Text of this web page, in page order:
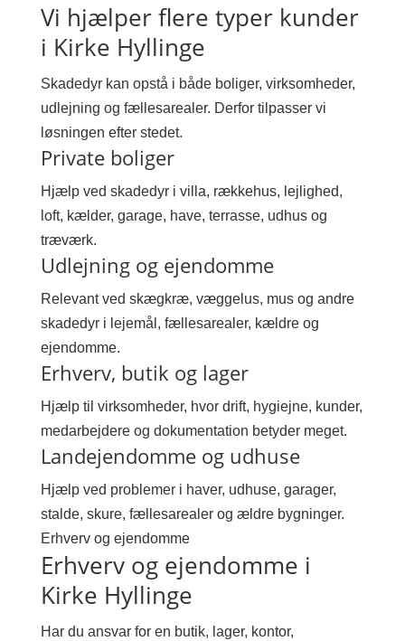
Vi hjælper flere typer kunder
i Kirke Hyllinge
Skadedyr kan opstå i både boliger, virksomheder,
udlejning og fællesarealer. Derfor tilpasser vi
løsningen efter stedet.
Private boliger
Hjælp ved skadedyr i villa, rækkehus, lejlighed,
loft, kælder, garage, have, terrasse, udhus og
træværk.
Udlejning og ejendomme
Relevant ved skægkræ, væggelus, mus og andre
skadedyr i lejemål, fællesarealer, kældre og
ejendomme.
Erhverv, butik og lager
Hjælp til virksomheder, hvor drift, hygiejne, kunder,
medarbejdere og dokumentation betyder meget.
Landejendomme og udhuse
Hjælp ved problemer i haver, udhuse, garager,
stalde, skure, fællesarealer og ældre bygninger.
Erhverv og ejendomme
Erhverv og ejendomme i
Kirke Hyllinge
Har du ansvar for en butik, lager, kontor,